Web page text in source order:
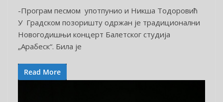
-Програм песмом употпунио и Никша Тодоровић
У Градском позоришту одржан је традиционални
Новогодишњи концерт Балетског студија
„Арабеск“. Била је
Read More